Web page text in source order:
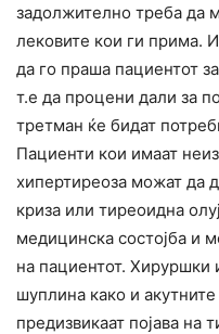
задолжително треба да
лековите кои ги прима.
да го праша пациентот
т.е да процени дали за
третман ќе бидат
Пациенти кои имаат
хипертиреоза можат да
криза или тиреоидна
медицинска состојба и
на пациентот. Хируршки
шуплина како и
предизвикаат појава на